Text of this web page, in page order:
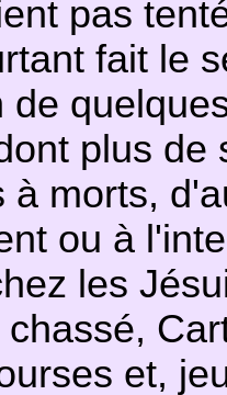
pas
fait le
de
plus de
à morts,
ou à
les
et,